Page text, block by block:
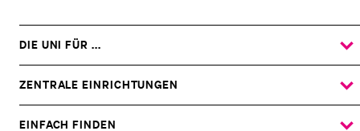
DIE UNI FÜR ...
ZEIGE
DAS
UNTERMENÜ
ZENTRALE EINRICHTUNGEN
ZEIGE
DAS
UNTERMENÜ
EINFACH FINDEN